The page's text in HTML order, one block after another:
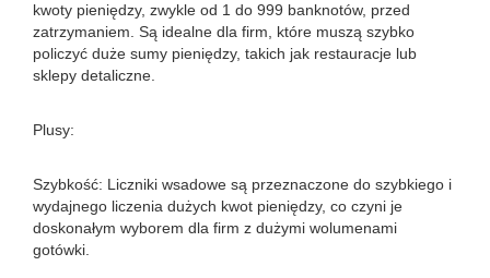
kwoty pieniędzy, zwykle od 1 do 999 banknotów, przed
zatrzymaniem. Są idealne dla firm, które muszą szybko
policzyć duże sumy pieniędzy, takich jak restauracje lub
sklepy detaliczne.
Plusy:
Szybkość: Liczniki wsadowe są przeznaczone do szybkiego i
wydajnego liczenia dużych kwot pieniędzy, co czyni je
doskonałym wyborem dla firm z dużymi wolumenami
gotówki.